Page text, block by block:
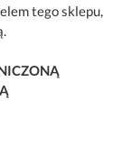
tego sklepu,